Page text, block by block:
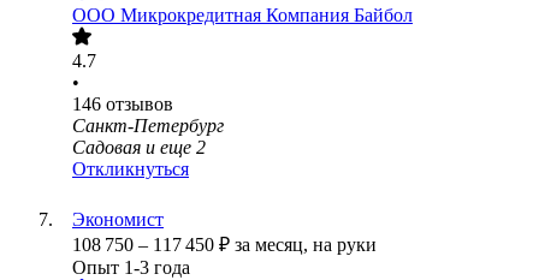
ООО Микрокредитная Компания Байбол
4.7
•
146 отзывов
Санкт-Петербург
Садовая и еще 2
Откликнуться
Экономист
108 750 – 117 450 ₽ за месяц, на руки
Опыт 1-3 года